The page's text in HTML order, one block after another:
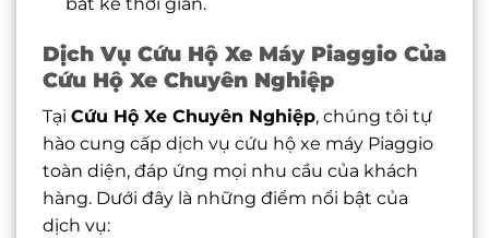
Dịch Vụ Cứu Hộ Xe Máy Piaggio Của
Cứu Hộ Xe Chuyên Nghiệp
Tại Cứu Hộ Xe Chuyên Nghiệp, chúng tôi tự
hào cung cấp dịch vụ cứu hộ xe máy Piaggio
toàn diện, đáp ứng mọi nhu cầu của khách
hàng. Dưới đây là những điểm nổi bật của
dịch vụ: